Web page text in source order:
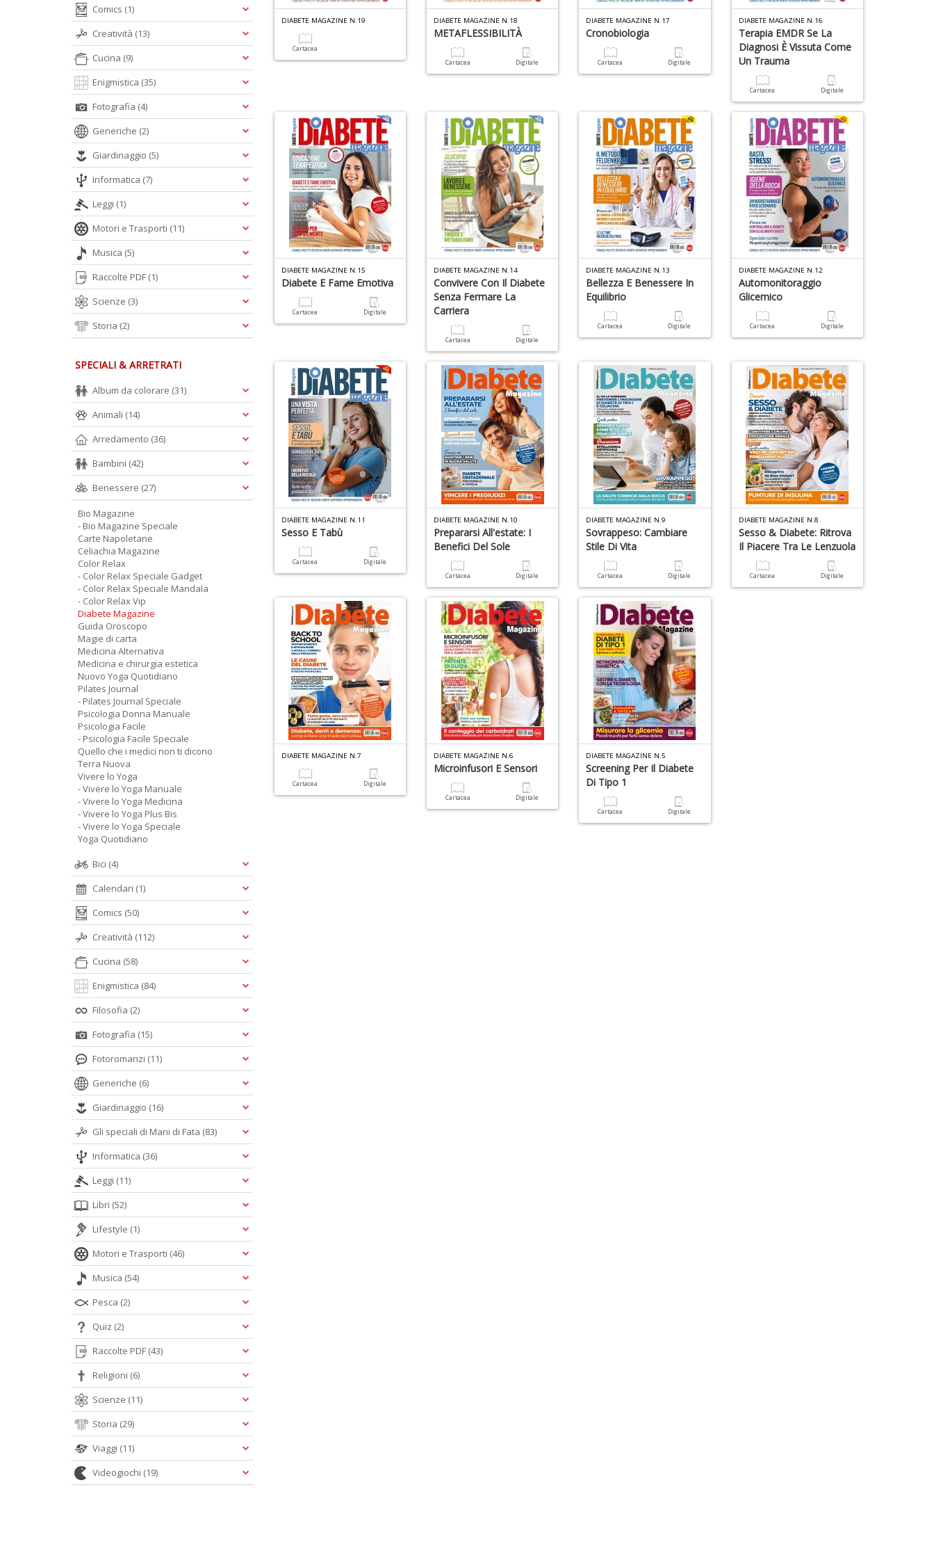
DIABETE MAGAZINE N.19
Cartacea
DIABETE MAGAZINE N.18
METAFLESSIBILITÀ
Cartacea Digitale
DIABETE MAGAZINE N.17
Cronobiologia
Cartacea Digitale
DIABETE MAGAZINE N.16
Terapia EMDR Se La
Diagnosi È Vissuta Come
Un Trauma
Cartacea Digitale
DIABETE MAGAZINE N.15
Diabete E Fame Emotiva
Cartacea Digitale
DIABETE MAGAZINE N.14
Convivere Con Il Diabete
Senza Fermare La
Carriera
Cartacea Digitale
DIABETE MAGAZINE N.13
Bellezza E Benessere In
Equilibrio
Cartacea Digitale
DIABETE MAGAZINE N.12
Automonitoraggio
Glicemico
Cartacea Digitale
DIABETE MAGAZINE N.11
Sesso E Tabù
Cartacea Digitale
DIABETE MAGAZINE N.10
Prepararsi All'estate: I
Benefici Del Sole
Cartacea Digitale
DIABETE MAGAZINE N.9
Sovrappeso: Cambiare
Stile Di Vita
Cartacea Digitale
DIABETE MAGAZINE N.8
Sesso & Diabete: Ritrova
Il Piacere Tra Le Lenzuola
Cartacea Digitale
DIABETE MAGAZINE N.7
Cartacea Digitale
DIABETE MAGAZINE N.6
Microinfusori E Sensori
Cartacea Digitale
DIABETE MAGAZINE N.5
Screening Per Il Diabete
Di Tipo 1
Cartacea Digitale
Comics (1)
Creatività (13)
Cucina (9)
Enigmistica (35)
Fotografia (4)
Generiche (2)
Giardinaggio (5)
Informatica (7)
Leggi (1)
Motori e Trasporti (11)
Musica (5)
Raccolte PDF (1)
Scienze (3)
Storia (2)
SPECIALI & ARRETRATI
Album da colorare (31)
Animali (14)
Arredamento (36)
Bambini (42)
Benessere (27)
Bio Magazine
- Bio Magazine Speciale
Carte Napoletane
Celiachia Magazine
Color Relax
- Color Relax Speciale Gadget
- Color Relax Speciale Mandala
- Color Relax Vip
Diabete Magazine
Guida Oroscopo
Magie di carta
Medicina Alternativa
Medicina e chirurgia estetica
Nuovo Yoga Quotidiano
Pilates Journal
- Pilates Journal Speciale
Psicologia Donna Manuale
Psicologia Facile
- Psicologia Facile Speciale
Quello che i medici non ti dicono
Terra Nuova
Vivere lo Yoga
- Vivere lo Yoga Manuale
- Vivere lo Yoga Medicina
- Vivere lo Yoga Plus Bis
- Vivere lo Yoga Speciale
Yoga Quotidiano
Bici (4)
Calendari (1)
Comics (50)
Creatività (112)
Cucina (58)
Enigmistica (84)
Filosofia (2)
Fotografia (15)
Fotoromanzi (11)
Generiche (6)
Giardinaggio (16)
Gli speciali di Mani di Fata (83)
Informatica (36)
Leggi (11)
Libri (52)
Lifestyle (1)
Motori e Trasporti (46)
Musica (54)
Pesca (2)
Quiz (2)
Raccolte PDF (43)
Religioni (6)
Scienze (11)
Storia (29)
Viaggi (11)
Videogiochi (19)